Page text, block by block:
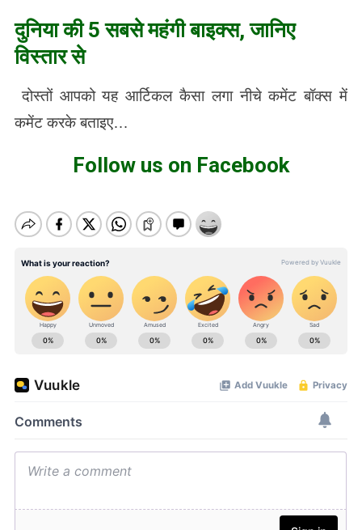
दुनिया की 5 सबसे महंगी बाइक्स, जानिए
विस्तार से
दोस्तों आपको यह आर्टिकल कैसा लगा नीचे कमेंट बॉक्स में
कमेंट करके बताइए…
Follow us on Facebook